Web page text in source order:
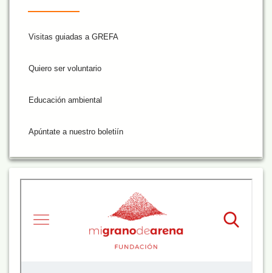
Visitas guiadas a GREFA
Quiero ser voluntario
Educación ambiental
Apúntate a nuestro boletiín